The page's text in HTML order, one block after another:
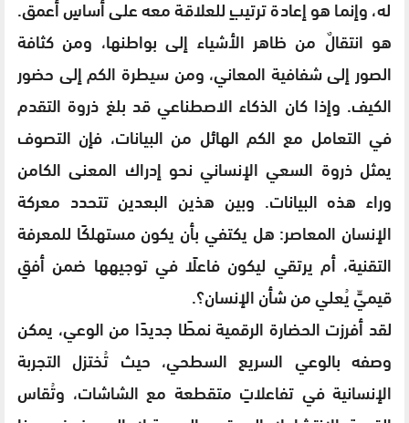
له، وإنما هو إعادة ترتيبٍ للعلاقة معه على أساسٍ أعمق.
هو انتقالٌ من ظاهر الأشياء إلى بواطنها، ومن كثافة
الصور إلى شفافية المعاني، ومن سيطرة الكم إلى حضور
الكيف. وإذا كان الذكاء الاصطناعي قد بلغ ذروة التقدم
في التعامل مع الكم الهائل من البيانات، فإن التصوف
يمثل ذروة السعي الإنساني نحو إدراك المعنى الكامن
وراء هذه البيانات. وبين هذين البعدين تتحدد معركة
الإنسان المعاصر: هل يكتفي بأن يكون مستهلكًا للمعرفة
التقنية، أم يرتقي ليكون فاعلًا في توجيهها ضمن أفقٍ
قيميٍّ يُعلي من شأن الإنسان؟.
لقد أفرزت الحضارة الرقمية نمطًا جديدًا من الوعي، يمكن
وصفه بالوعي السريع السطحي، حيث تُختزل التجربة
الإنسانية في تفاعلاتٍ متقطعة مع الشاشات، وتُقاس